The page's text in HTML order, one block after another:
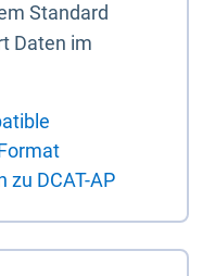
Standard
Daten im
DCAT-AP